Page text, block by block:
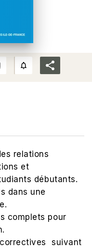
relations
et
débutants.
dans une
complets pour
suivant